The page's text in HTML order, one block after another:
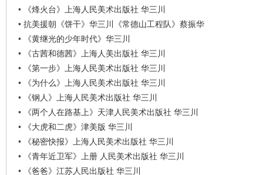
•
《烽火台》上海人民美术出版社 华三川
• 抗美援朝《饼干》华三川《常德山工程队》蔡振华
•
《黄继光的少年时代》华三川
•
《古茜和德茜》上海人美出版社 华三川
•
《第一步》上海人民美术出版社 华三川
•
《为什么》上海人民美术出版社 华三川
•
《钢人》上海人民美术出版社 华三川
•
《两个人在路基上》天津人民美术出版社 华三川
•
《大虎和二虎》津美版 华三川
•
《秘密快报》上海人民美术出版社 华三川
•
《青年近卫军》上册 人民美术出版社 华三川
•
《爸爸》江苏人民出版社 华三川